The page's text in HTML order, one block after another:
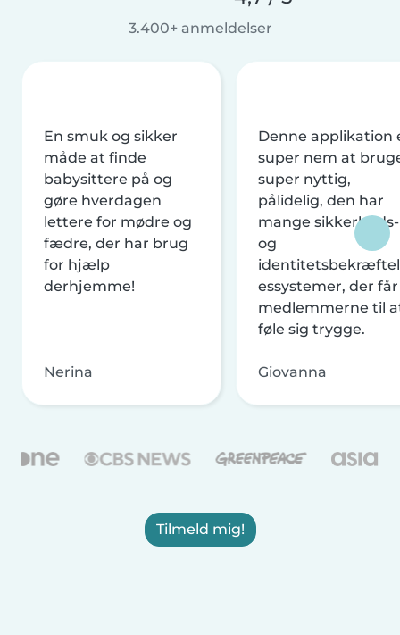
3.400+ anmeldelser
En smuk og sikker
måde at finde
babysittere på og
gøre hverdagen
lettere for mødre og
fædre, der har brug
for hjælp
derhjemme!
Nerina
Denne applikation
super nem at
super nyttig,
pålidelig, den har
mange sikkerheds-
og
essystemer, der får
medlemmerne til
føle sig trygge.
Giovanna
Tilmeld mig!